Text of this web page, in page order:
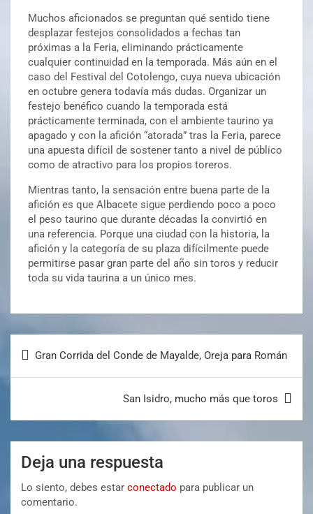
Muchos aficionados se preguntan qué sentido tiene
desplazar festejos consolidados a fechas tan
próximas a la Feria, eliminando prácticamente
cualquier continuidad en la temporada. Más aún en el
caso del Festival del Cotolengo, cuya nueva ubicación
en octubre genera todavía más dudas. Organizar un
festejo benéfico cuando la temporada está
prácticamente terminada, con el ambiente taurino ya
apagado y con la afición “atorada” tras la Feria, parece
una apuesta difícil de sostener tanto a nivel de público
como de atractivo para los propios toreros.
Mientras tanto, la sensación entre buena parte de la
afición es que Albacete sigue perdiendo poco a poco
el peso taurino que durante décadas la convirtió en
una referencia. Porque una ciudad con la historia, la
afición y la categoría de su plaza difícilmente puede
permitirse pasar gran parte del año sin toros y reducir
toda su vida taurina a un único mes.
Gran Corrida del Conde de Mayalde, Oreja para Román
San Isidro, mucho más que toros
Deja una respuesta
Lo siento, debes estar conectado para publicar un
comentario.